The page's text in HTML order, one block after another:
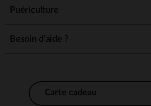
Puériculture
Besoin d'aide ?
Carte cadeau